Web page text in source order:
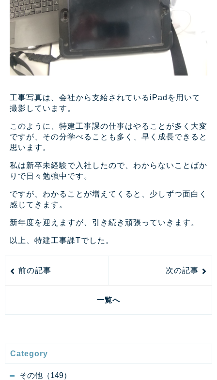
工事写真は、会社から支給されているiPadを用いて
撮影しています。
このように、特建工事課の仕事はやることが多く大変
ですが、その分学べることも多く、早く成長できると
思います。
私は新卒未経験で入社したので、わからないことばか
りで日々勉強中です。
ですが、わかることが増えてくると、少しずつ面白く
感じてきます。
新年度を迎えますが、引き続き頑張っていきます。
以上、特建工事課Tでした。
前の記事 次の記事
一覧へ
Category
その他（149）